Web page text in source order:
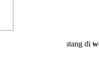
Selamat datang diwebsite